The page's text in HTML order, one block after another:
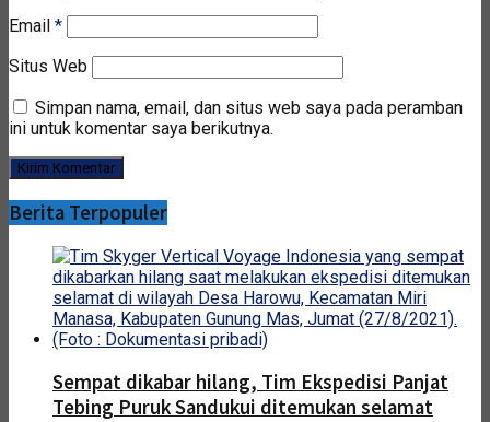
Email *
Situs Web
Simpan nama, email, dan situs web saya pada peramban
ini untuk komentar saya berikutnya.
Berita Terpopuler
Sempat dikabar hilang, Tim Ekspedisi Panjat
Tebing Puruk Sandukui ditemukan selamat